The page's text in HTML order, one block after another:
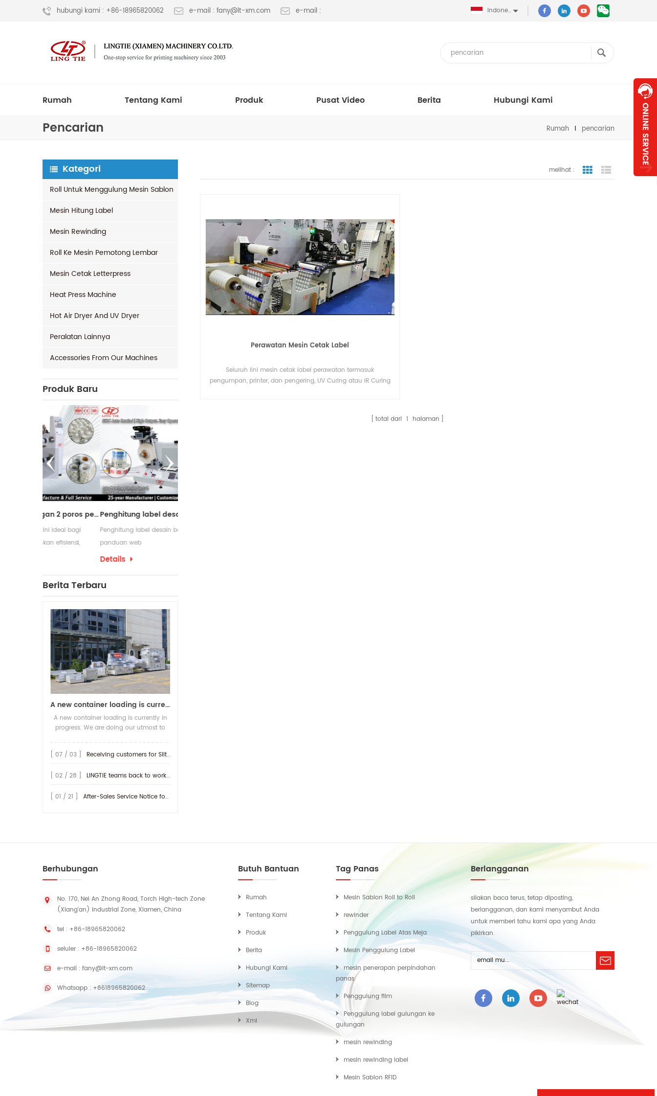
hubungi kami : +86-18965820062 e-mail : fany@lt-xm.com e-mail : Indonesia
Rumah Tentang Kami Produk Pusat Video Berita Hubungi Kami
Pencarian Rumah pencarian
Kategori
Roll Untuk Menggulung Mesin Sablon
Mesin Hitung Label
Mesin Rewinding
Roll Ke Mesin Pemotong Lembar
Mesin Cetak Letterpress
Heat Press Machine
Hot Air Dryer And UV Dryer
Peralatan Lainnya
Accessories From Our Machines
Produk Baru
Mesin pemotong dengan 2 poros penggulung ulang Penghitung label desain baru dengan panduan web
Penghitung label desain baru dengan
panduan web
Berita Terbaru
A new container loading is currently in progress.
A new container loading is currently in
progress. We are doing our utmost to
earliest possible time.
[ 07 / 03 ] Receiving customers for Slitting machine with differential Slip Shaft
[ 02 / 28 ] LINGTIE teams back to work at Feb.25th.
[ 01 / 21 ] After-Sales Service Notice for Turkey Region
melihat : tampilan bergaris
tampilan
Perawatan Mesin Cetak Label
Seluruh lini mesin cetak label perawatan termasuk
pengumpan, printer, dan pengering, UV Curing atau IR Curing
total dari 1 halaman
Berhubungan
No. 170, Nei An Zhong Road, Torch High-tech Zone
(Xiang'an) Industrial Zone, Xiamen, China
tel : +86-18965820062
seluler : +86-18965820062
e-mail : fany@lt-xm.com
Whatsapp : +8618965820062
Butuh Bantuan
Rumah
Tentang Kami
Produk
Berita
Hubungi Kami
Sitemap
Blog
Xml
Tag Panas
Mesin Sablon Roll to Roll
rewinder
Penggulung Label Atas Meja
Mesin Penggulung Label
mesin penerapan perpindahan
panas
Penggulung film
Penggulung label gulungan ke
gulungan
mesin rewinding
mesin rewinding label
Mesin Sablon RFID
Berlangganan
silakan baca terus, tetap diposting,
berlangganan, dan kami menyambut Anda
untuk memberi tahu kami apa yang Anda
pikirkan.